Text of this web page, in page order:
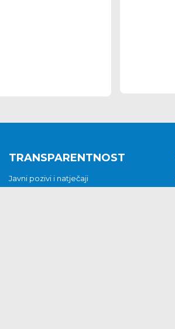
TRANSPARENTNOST
Javni pozivi i natječaji